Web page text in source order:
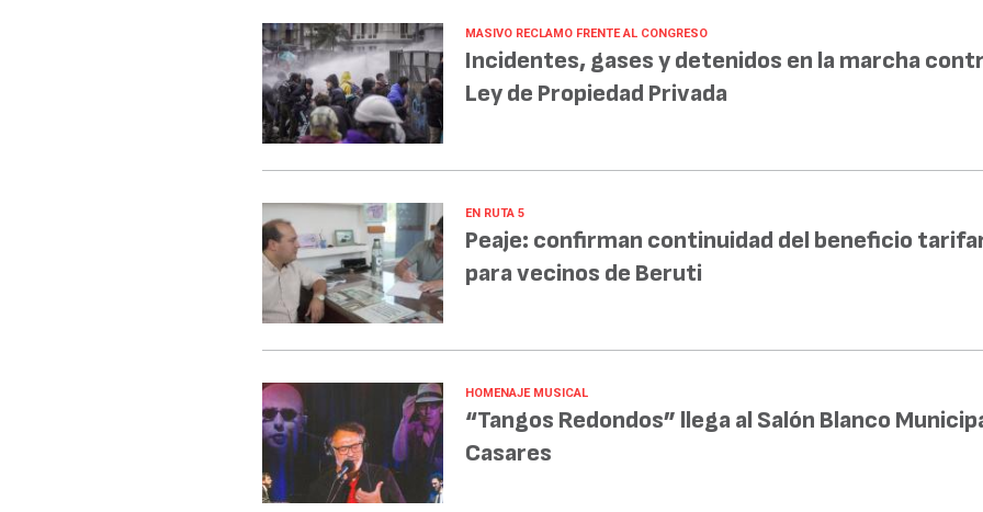
MASIVO RECLAMO FRENTE AL CONGRESO
Incidentes, gases y detenidos en la marcha
Ley de Propiedad Privada
EN RUTA 5
Peaje: confirman continuidad del beneficio
para vecinos de Beruti
HOMENAJE MUSICAL
“Tangos Redondos” llega al Salón Blanco
Casares